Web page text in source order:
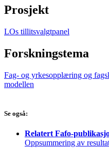
Prosjekt
LOs tillitsvalgtpanel
Forskningstema
Fag- og yrkesopplæring og
modellen
Se også:
Relatert Fafo-
Oppsummering av